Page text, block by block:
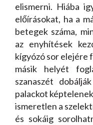
elismerni. Hiába
előírásokat, ha a
betegek száma,
az enyhítések
kígyózó sor elejére
másik helyét
szanaszét
palackot
ismeretlen a
és sokáig